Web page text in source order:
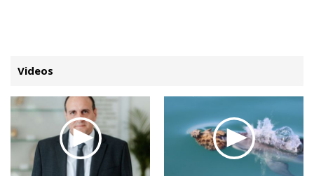
ΚΑΤΗΓΟΡΙΕΣ ΣΥΝΔΕΣΗ
Κύπρος
Παιδεία
Απόψεις
Αρθρογραφία
Videos